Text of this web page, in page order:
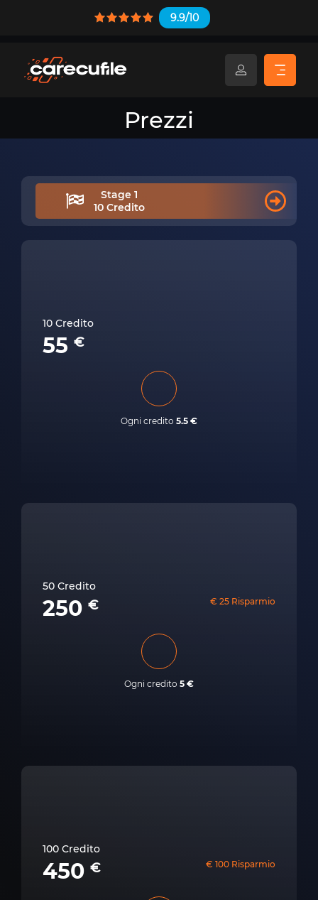
9.9/10
Prezzi
Stage 1
10 Credito
10 Credito
55 €
Ogni credito 5.5 €
50 Credito
250 € € 25 Risparmio
Ogni credito 5 €
100 Credito
450 € € 100 Risparmio